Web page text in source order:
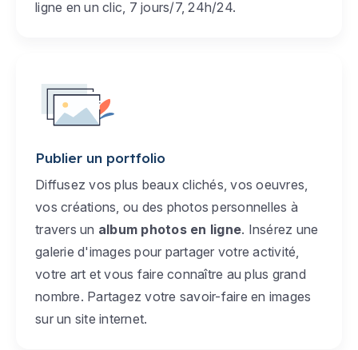
ligne en un clic, 7 jours/7, 24h/24.
Publier un portfolio
Diffusez vos plus beaux clichés, vos oeuvres,
vos créations, ou des photos personnelles à
travers un album photos en ligne. Insérez une
galerie d'images pour partager votre activité,
votre art et vous faire connaître au plus grand
nombre. Partagez votre savoir-faire en images
sur un site internet.